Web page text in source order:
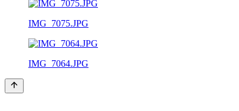
IMG_7075.JPG
IMG_7064.JPG